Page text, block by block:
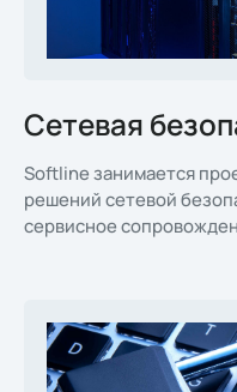
Сетевая
Softline занимается
решений сетевой
сервисное